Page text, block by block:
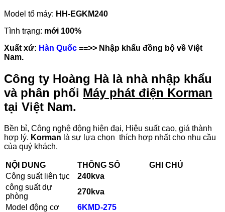
Model tổ máy: HH-EGKM240
Tình trạng: mới 100%
Xuất xứ: Hàn Quốc ==>> Nhập khẩu đồng bộ về Việt
Nam.
Công ty Hoàng Hà là nhà nhập khẩu
và phân phối Máy phát điện Korman
tại Việt Nam.
Bền bỉ, Công nghệ động hiện đại, Hiệu suất cao, giá thành
hợp lý. Korman là sự lựa chọn thích hợp nhất cho nhu cầu
của quý khách.
NỘI DUNG THÔNG SỐ
GHI CHÚ
Công suất liên tục
240kva
công suất dự
phòng
270kva
Model động cơ
6KMD-275